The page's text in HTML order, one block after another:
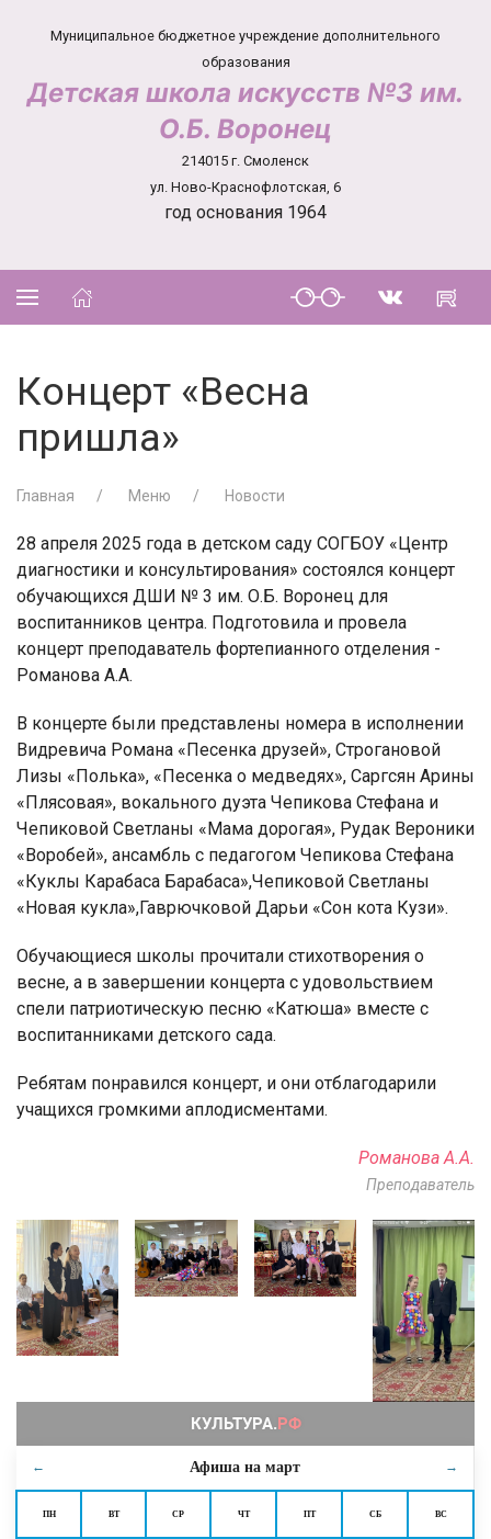
Муниципальное бюджетное учреждение дополнительного
образования
Детская школа искусств №3 им.
О.Б. Воронец
214015 г. Смоленск
ул. Ново-Краснофлотская, 6
год основания 1964
← Афиша на март →
ПН ВТ СР ЧТ ПТ СБ ВС
Концерт «Весна
пришла»
Главная Меню Новости
28 апреля 2025 года в детском саду СОГБОУ «Центр
диагностики и консультирования» состоялся концерт
обучающихся ДШИ № 3 им. О.Б. Воронец для
воспитанников центра. Подготовила и провела
концерт преподаватель фортепианного отделения -
Романова А.А.
В концерте были представлены номера в исполнении
Видревича Романа «Песенка друзей», Строгановой
Лизы «Полька», «Песенка о медведях», Саргсян Арины
«Плясовая», вокального дуэта Чепикова Стефана и
Чепиковой Светланы «Мама дорогая», Рудак Вероники
«Воробей», ансамбль с педагогом Чепикова Стефана
«Куклы Карабаса Барабаса»,Чепиковой Светланы
«Новая кукла»,Гаврючковой Дарьи «Сон кота Кузи».
Обучающиеся школы прочитали стихотворения о
весне, а в завершении концерта с удовольствием
спели патриотическую песню «Катюша» вместе с
воспитанниками детского сада.
Ребятам понравился концерт, и они отблагодарили
учащихся громкими аплодисментами.
Романова А.А.
Преподаватель